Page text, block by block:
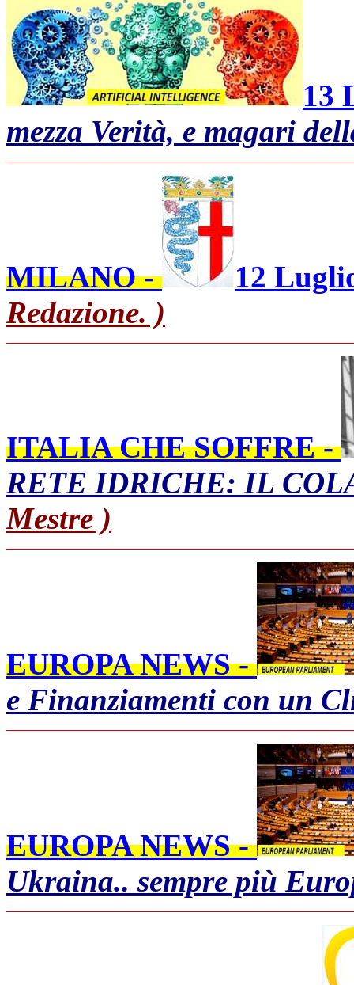
13
mezza Verità, e magari
MILANO -
12
Redazione. )
ITALIA CHE SOFFRE -
RETE IDRICHE: IL
Mestre )
EUROPA NEWS -
e Finanziamenti con un
EUROPA NEWS -
Ukraina.. sempre più